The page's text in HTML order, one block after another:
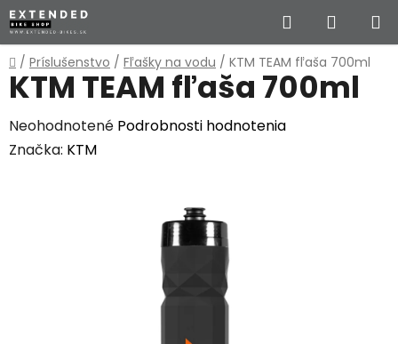
Prejsť
na
obsah
Hľadať
KOŠÍK
Domov
/ Príslušenstvo / Fľašky na vodu / KTM TEAM fľaša 700ml
KTM TEAM fľaša 700ml
Priemerné
hodnotenie
Neohodnotené Podrobnosti hodnotenia
Značka: KTM